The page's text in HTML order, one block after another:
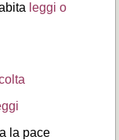
leggi o
la pace